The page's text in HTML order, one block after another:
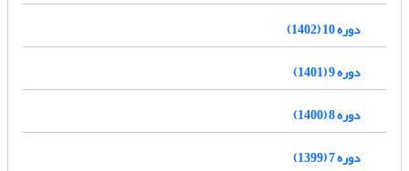
دوره 10 (1402)
دوره 9 (1401)
دوره 8 (1400)
دوره 7 (1399)